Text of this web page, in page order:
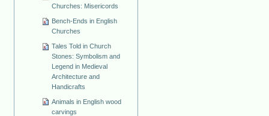
Churches: Misericords
Bench-Ends in English
Churches
Tales Told in Church
Stones: Symbolism and
Legend in Medieval
Architecture and
Handicrafts
Animals in English wood
carvings